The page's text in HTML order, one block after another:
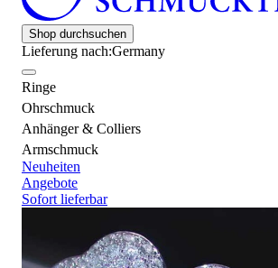
Shop durchsuchen
Lieferung nach:Germany
Ringe
Ohrschmuck
Anhänger & Colliers
Armschmuck
Neuheiten
Angebote
Sofort lieferbar